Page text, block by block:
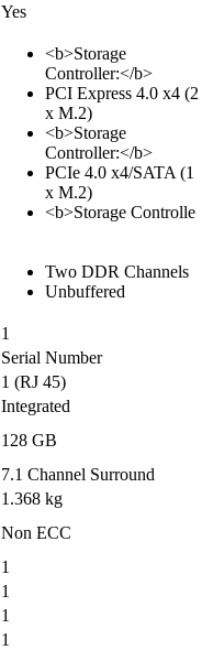
Yes
<b>Storage
Controller:</b>
PCI Express 4.0 x4 (2
x M.2)
<b>Storage
Controller:</b>
PCIe 4.0 x4/SATA (1
x M.2)
<b>Storage Controlle
Two DDR Channels
Unbuffered
1
Serial Number
1 (RJ 45)
Integrated
128 GB
7.1 Channel Surround
1.368 kg
Non ECC
1
1
1
1